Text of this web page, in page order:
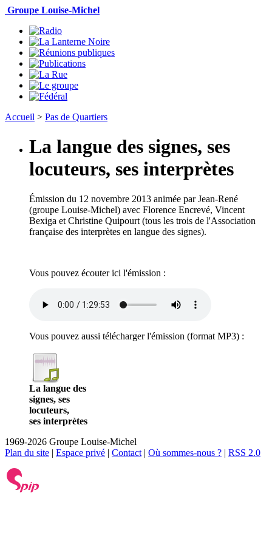
Groupe Louise-Michel
Accueil > Pas de Quartiers
La langue des signes, ses
locuteurs, ses interprètes
Émission du 12 novembre 2013 animée par Jean-René
(groupe Louise-Michel) avec Florence Encrevé, Vincent
Bexiga et Christine Quipourt (tous les trois de l'Association
française des interprètes en langue des signes).
Vous pouvez écouter ici l'émission :
Vous pouvez aussi télécharger l'émission (format MP3) :
La langue des
signes, ses
locuteurs,
ses interprètes
1969-2026 Groupe Louise-Michel
Plan du site | Espace privé | Contact | Où sommes-nous ? | RSS 2.0